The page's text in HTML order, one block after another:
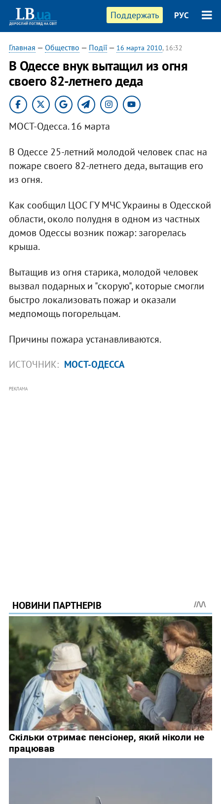
Поддержать РУС
Главная — Общество — Події— 16 марта 2010, 16:32
В Одессе внук вытащил из огня
своего 82-летнего деда
МОСТ-Одесса. 16 марта
В Одессе 25-летний молодой человек спас на
пожаре своего 82-летнего деда, вытащив его
из огня.
Как сообщил ЦОС ГУ МЧС Украины в Одесской
области, около полудня в одном из частных
домов Одессы возник пожар: загорелась
крыша.
Вытащив из огня старика, молодой человек
вызвал подарных и "скорую", которые смогли
быстро локализовать пожар и оказали
медпомощь погорельцам.
Причины пожара устанавливаются.
ИСТОЧНИК: МОСТ-ОДЕССА
РЕКЛАМА